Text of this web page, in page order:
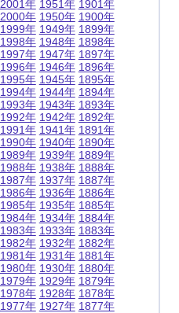
2001年
2000年
1999年
1998年
1997年
1996年
1995年
1994年
1993年
1992年
1991年
1990年
1989年
1988年
1987年
1986年
1985年
1984年
1983年
1982年
1981年
1980年
1979年
1978年
1977年
1951年
1950年
1949年
1948年
1947年
1946年
1945年
1944年
1943年
1942年
1941年
1940年
1939年
1938年
1937年
1936年
1935年
1934年
1933年
1932年
1931年
1930年
1929年
1928年
1927年
1901年
1900年
1899年
1898年
1897年
1896年
1895年
1894年
1893年
1892年
1891年
1890年
1889年
1888年
1887年
1886年
1885年
1884年
1883年
1882年
1881年
1880年
1879年
1878年
1877年